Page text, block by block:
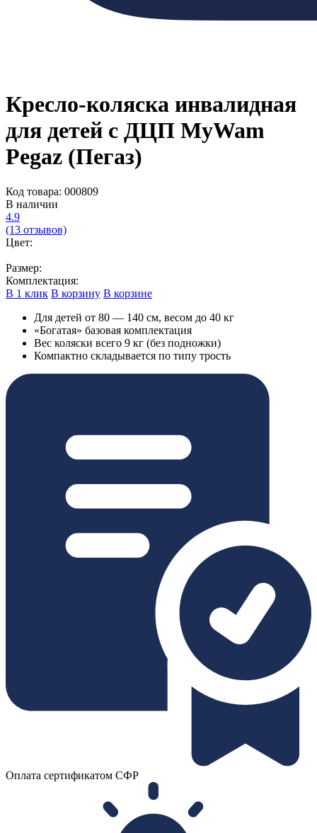
Кресло-коляска инвалидная
для детей с ДЦП MyWam
Pegaz (Пегаз)
Код товара: 000809
В наличии
4.9
(13 отзывов)
Цвет:
Размер:
Комплектация:
В 1 клик В корзину В корзине
Для детей от 80 — 140 см, весом до 40 кг
«Богатая» базовая комплектация
Вес коляски всего 9 кг (без подножки)
Компактно складывается по типу трость
Оплата сертификатом СФР